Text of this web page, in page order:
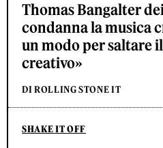
Thomas Bangalter
condanna la musica
un modo per saltare
creativo»
DI ROLLING STONE IT
SHAKE IT OFF